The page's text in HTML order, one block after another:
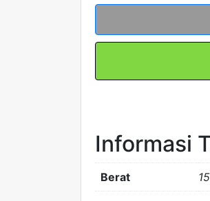
Shrink
1kV
Kuning
Biru
Selang
Isolasi
Informasi
Berat